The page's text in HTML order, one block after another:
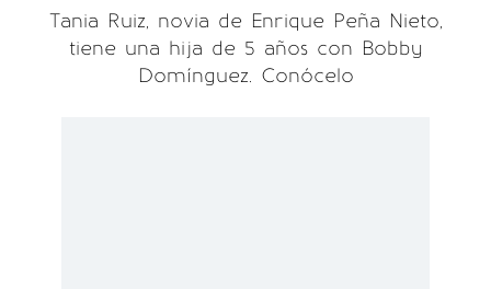
Tania Ruiz, novia de Enrique Peña Nieto,
tiene una hija de 5 años con Bobby
Domínguez. Conócelo